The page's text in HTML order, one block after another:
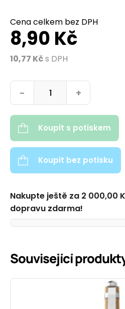
Cena celkem bez DPH
8,90 Kč
10,77 Kčs DPH
RE-BETA. Kuličkové pero z
- +
Koupit s potiskem
Koupit bez potisku
Nakupte ještě za 2 000,00
dopravu zdarma!
Související